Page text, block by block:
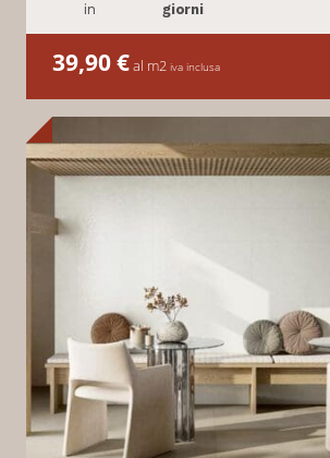
in
giorni
39,90€al m2 iva inclusa